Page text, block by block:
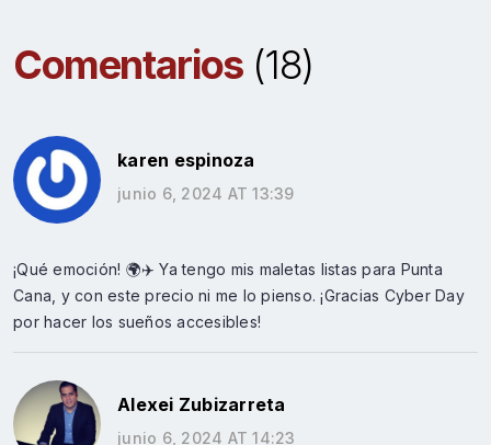
Comentarios(18)
karen espinoza
junio 6, 2024 AT 13:39
¡Qué emoción! 🌍✈️ Ya tengo mis maletas listas para Punta
Cana, y con este precio ni me lo pienso. ¡Gracias Cyber Day
por hacer los sueños accesibles!
Alexei Zubizarreta
junio 6, 2024 AT 14:23